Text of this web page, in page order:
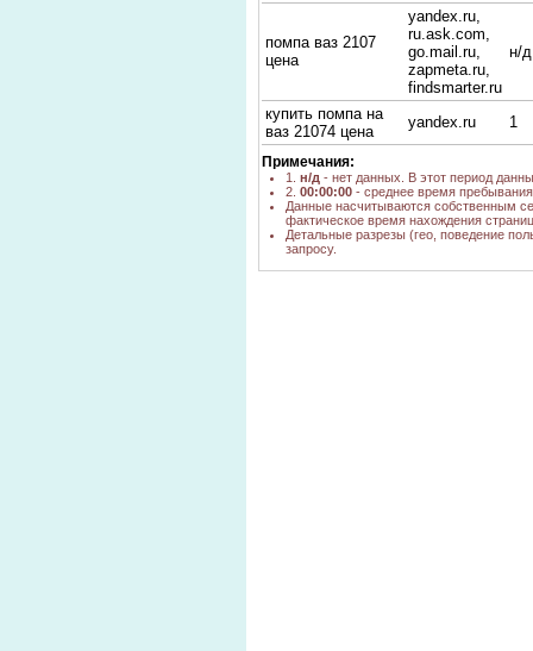
помпа ваз 2107
цена
yandex.ru,
ru.ask.com,
go.mail.ru,
zapmeta.ru,
findsmarter.ru
н/д
купить помпа на
ваз 21074 цена
yandex.ru 1
Примечания:
1. н/д - нет данных. В этот период
2. 00:00:00 - среднее время
Данные насчитываются собственным
фактическое время нахождения
Детальные разрезы (гео, поведение
запросу.